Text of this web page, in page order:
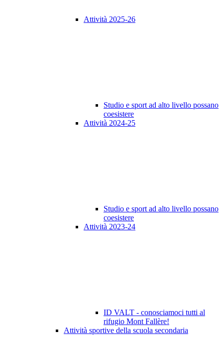
Attività 2025-26
Studio e sport ad alto livello possano
coesistere
Attività 2024-25
Studio e sport ad alto livello possano
coesistere
Attività 2023-24
ID VALT - conosciamoci tutti al
rifugio Mont Fallère!
Attività sportive della scuola secondaria